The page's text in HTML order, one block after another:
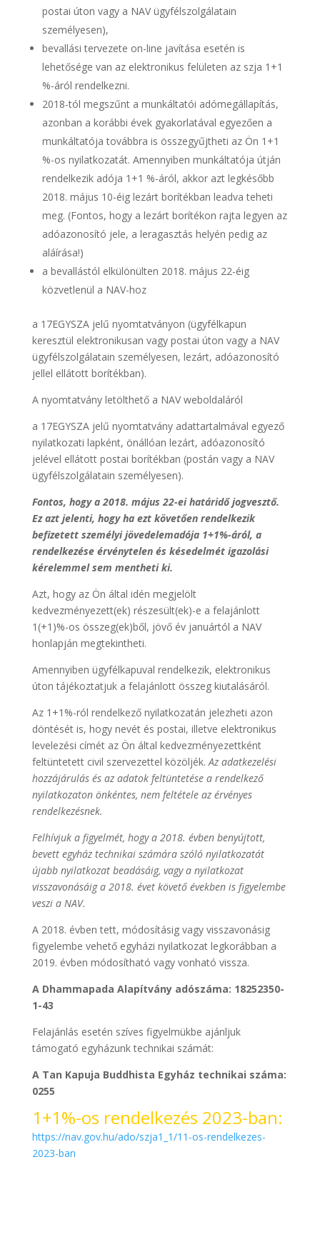
postai úton vagy a NAV ügyfélszolgálatain
személyesen),
bevallási tervezete on-line javítása esetén is
lehetősége van az elektronikus felületen az szja 1+1
%-áról rendelkezni.
2018-tól megszűnt a munkáltatói adómegállapítás,
azonban a korábbi évek gyakorlatával egyezően a
munkáltatója továbbra is összegyűjtheti az Ön 1+1
%-os nyilatkozatát. Amennyiben munkáltatója útján
rendelkezik adója 1+1 %-áról, akkor azt legkésőbb
2018. május 10-éig lezárt borítékban leadva teheti
meg. (Fontos, hogy a lezárt borítékon rajta legyen az
adóazonosító jele, a leragasztás helyén pedig az
aláírása!)
a bevallástól elkülönülten 2018. május 22-éig
közvetlenül a NAV-hoz
a 17EGYSZA jelű nyomtatványon (ügyfélkapun
keresztül elektronikusan vagy postai úton vagy a NAV
ügyfélszolgálatain személyesen, lezárt, adóazonosító
jellel ellátott borítékban).
A nyomtatvány letölthető a NAV weboldaláról
a 17EGYSZA jelű nyomtatvány adattartalmával egyező
nyilatkozati lapként, önállóan lezárt, adóazonosító
jelével ellátott postai borítékban (postán vagy a NAV
ügyfélszolgálatain személyesen).
Fontos, hogy a 2018. május 22-ei határidő jogvesztő.
Ez azt jelenti, hogy ha ezt követően rendelkezik
befizetett személyi jövedelemadója 1+1%-áról, a
rendelkezése érvénytelen és késedelmét igazolási
kérelemmel sem mentheti ki.
Azt, hogy az Ön által idén megjelölt
kedvezményezett(ek) részesült(ek)-e a felajánlott
1(+1)%-os összeg(ek)ből, jövő év januártól a NAV
honlapján megtekintheti.
Amennyiben ügyfélkapuval rendelkezik, elektronikus
úton tájékoztatjuk a felajánlott összeg kiutalásáról.
Az 1+1%-ról rendelkező nyilatkozatán jelezheti azon
döntését is, hogy nevét és postai, illetve elektronikus
levelezési címét az Ön által kedvezményezettként
feltüntetett civil szervezettel közöljék.Az adatkezelési
hozzájárulás és az adatok feltüntetése a rendelkező
nyilatkozaton önkéntes, nem feltétele az érvényes
rendelkezésnek.
Felhívjuk a figyelmét, hogy a 2018. évben benyújtott,
bevett egyház technikai számára szóló nyilatkozatát
újabb nyilatkozat beadásáig, vagy a nyilatkozat
visszavonásáig a 2018. évet követő években is figyelembe
veszi a NAV.
A 2018. évben tett, módosításig vagy visszavonásig
figyelembe vehető egyházi nyilatkozat legkorábban a
2019. évben módosítható vagy vonható vissza.
A Dhammapada Alapítvány adószáma: 18252350-
1-43
Felajánlás esetén szíves figyelmükbe ajánljuk
támogató egyházunk technikai számát:
A Tan Kapuja Buddhista Egyház technikai száma:
0255
1+1%-os rendelkezés 2023-ban:
https://nav.gov.hu/ado/szja1_1/11-os-rendelkezes-
2023-ban